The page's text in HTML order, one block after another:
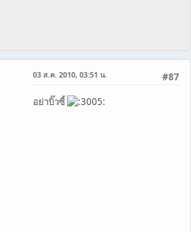
#87
03 ส.ค. 2010, 03:51 น.
อย่าบิ๊วซี้